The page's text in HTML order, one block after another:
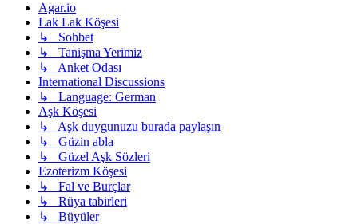
Agar.io
Lak Lak Köşesi
↳ Sohbet
↳ Tanişma Yerimiz
↳ Anket Odası
International Discussions
↳ Language: German
Aşk Köşesi
↳ Aşk duygunuzu burada paylaşın
↳ Güzin abla
↳ Güzel Aşk Sözleri
Ezoterizm Köşesi
↳ Fal ve Burçlar
↳ Rüya tabirleri
↳ Büyüler